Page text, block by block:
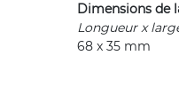
Dimensions de
Longueur x
68 x 35 mm